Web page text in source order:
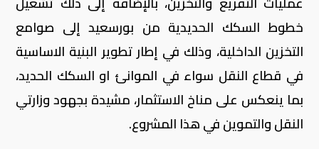
خطوط السكك الحديدية من بورسعيد إلى صوامع
التخزين الداخلية، وذلك في إطار تطوير البنية الاساسية
في قطاع النقل سواء في الموانئ او السكك الحديد،
بما ينعكس على مناخ الاستثمار، مشيدة بجهود وزارتي
النقل والتموين في هذا المشروع.